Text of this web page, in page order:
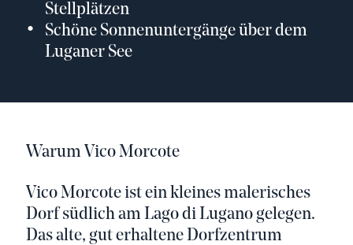
Stellplätzen
Schöne Sonnenuntergänge über dem
Luganer See
Warum Vico Morcote
Vico Morcote ist ein kleines malerisches
Dorf südlich am Lago di Lugano gelegen.
Das alte, gut erhaltene Dorfzentrum